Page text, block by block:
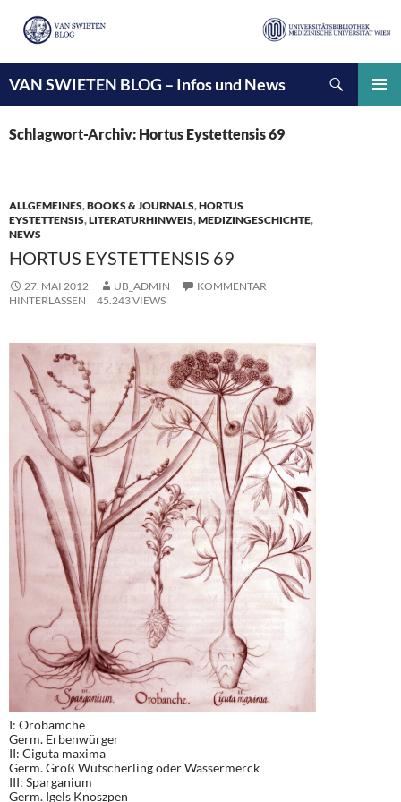
VAN SWIETEN BLOG – Infos und News
INHALT
SPRINGEN
Schlagwort-Archiv: Hortus Eystettensis 69
ALLGEMEINES,BOOKS & JOURNALS,HORTUS
EYSTETTENSIS,LITERATURHINWEIS,MEDIZINGESCHICHTE,
NEWS
HORTUS EYSTETTENSIS 69
27. MAI 2012 UB_ADMIN
KOMMENTAR
HINTERLASSEN
45.243 VIEWS
I: Orobamche
Germ. Erbenwürger
II: Ciguta maxima
Germ. Groß Wütscherling oder Wassermerck
III: Sparganium
Germ. Igels Knoszpen